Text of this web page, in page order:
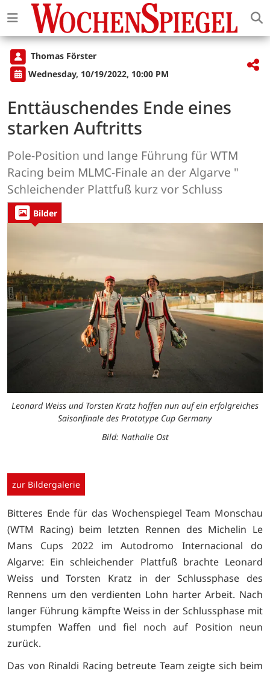
Thomas Förster
Wednesday, 10/19/2022, 10:00 PM
Enttäuschendes Ende eines
starken Auftritts
Pole-Position und lange Führung für WTM
Racing beim MLMC-Finale an der Algarve "
Schleichender Plattfuß kurz vor Schluss
Bilder
Leonard Weiss und Torsten Kratz hoffen nun auf ein erfolgreiches
Saisonfinale des Prototype Cup Germany
Bild: Nathalie Ost
zur Bildergalerie
Bitteres Ende für das Wochenspiegel Team Monschau
(WTM Racing) beim letzten Rennen des Michelin Le
Mans Cups 2022 im Autodromo Internacional do
Algarve: Ein schleichender Plattfuß brachte Leonard
Weiss und Torsten Kratz in der Schlussphase des
Rennens um den verdienten Lohn harter Arbeit. Nach
langer Führung kämpfte Weiss in der Schlussphase mit
stumpfen Waffen und fiel noch auf Position neun
zurück.
Das von Rinaldi Racing betreute Team zeigte sich beim